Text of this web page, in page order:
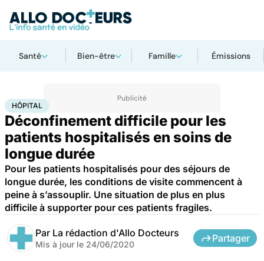
Santé Bien-être Famille Émissions
AccueilSanté
HÔPITAL
Déconfinement difficile pour les
patients hospitalisés en soins de
longue durée
Pour les patients hospitalisés pour des séjours de
longue durée, les conditions de visite commencent à
peine à s’assouplir. Une situation de plus en plus
difficile à supporter pour ces patients fragiles.
Par La rédaction d'Allo Docteurs
Mis à jour le 24/06/2020
Partager